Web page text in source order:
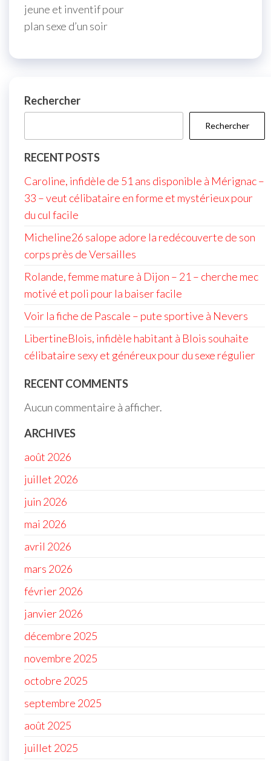
jeune et inventif pour
plan sexe d’un soir
Rechercher
Rechercher
RECENT POSTS
Caroline, infidèle de 51 ans disponible à Mérignac –
33 – veut célibataire en forme et mystérieux pour
du cul facile
Micheline26 salope adore la redécouverte de son
corps près de Versailles
Rolande, femme mature à Dijon – 21 – cherche mec
motivé et poli pour la baiser facile
Voir la fiche de Pascale – pute sportive à Nevers
LibertineBlois, infidèle habitant à Blois souhaite
célibataire sexy et généreux pour du sexe régulier
RECENT COMMENTS
Aucun commentaire à afficher.
ARCHIVES
août 2026
juillet 2026
juin 2026
mai 2026
avril 2026
mars 2026
février 2026
janvier 2026
décembre 2025
novembre 2025
octobre 2025
septembre 2025
août 2025
juillet 2025